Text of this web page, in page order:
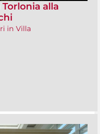
alla
in Villa